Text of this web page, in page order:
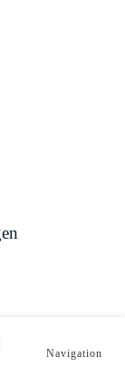
Navigation